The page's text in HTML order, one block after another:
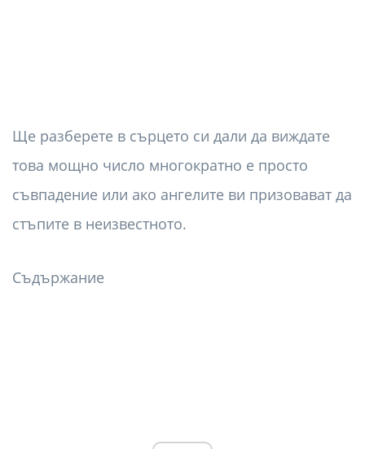
Ще разберете в сърцето си дали да виждате
това мощно число многократно е просто
съвпадение или ако ангелите ви призовават да
стъпите в неизвестното.
Съдържание